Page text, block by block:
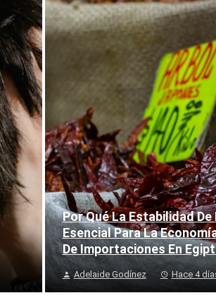
Por Qué La Estabilidad De
Esencial Para La
De Importaciones En
Adelaide Godínez Hace 4